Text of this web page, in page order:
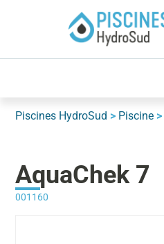
Piscines HydroSud > Piscine >
AquaChek 7
001160